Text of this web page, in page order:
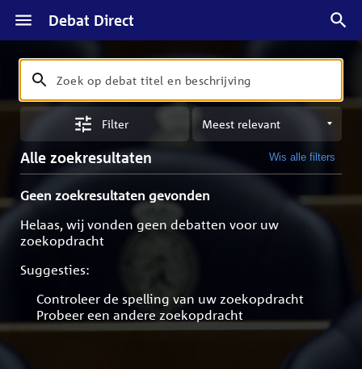
Debat Direct
Zoeken
Zoek
op
en
beschrijving
Filter
Sorteren
op
meest
Alle zoekresultaten Wis alle filters
Geen zoekresultaten gevonden
Helaas, wij vonden geen debatten voor uw
zoekopdracht
Suggesties:
Controleer de spelling van uw zoekopdracht
Probeer een andere zoekopdracht